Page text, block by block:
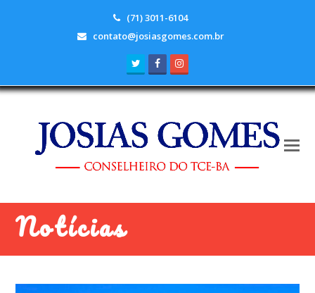
(71) 3011-6104
contato@josiasgomes.com.br
TwitterFacebook
Notícias